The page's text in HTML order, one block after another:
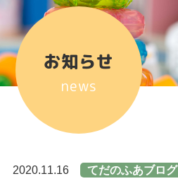
お知らせ
news
2020.11.16 てだのふあブログ